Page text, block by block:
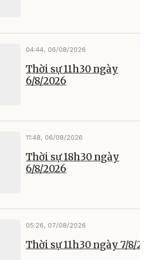
04:44, 06/08/2026
Thời sự 11h30 ngày
6/8/2026
11:48, 06/08/2026
Thời sự 18h30 ngày
6/8/2026
05:26, 07/08/2026
Thời sự 11h30 ngày 7/8/